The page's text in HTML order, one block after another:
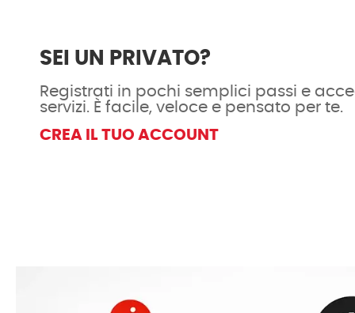
SEI UN PRIVATO?
Registrati in pochi semplici passi e
servizi. È facile, veloce e pensato per te.
CREA IL TUO ACCOUNT